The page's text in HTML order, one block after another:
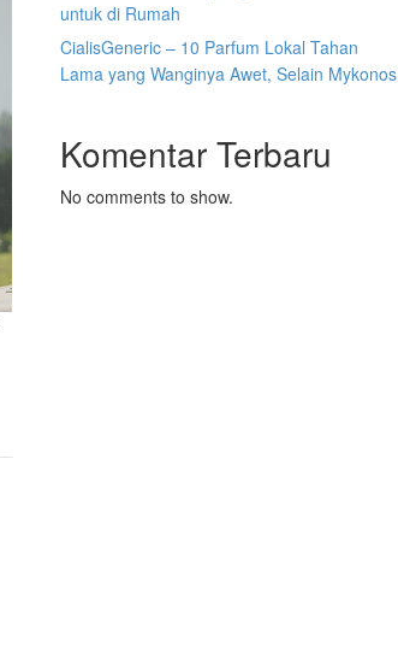
untuk di Rumah
CialisGeneric – 10 Parfum Lokal Tahan
Lama yang Wanginya Awet, Selain Mykonos
Komentar Terbaru
No comments to show.